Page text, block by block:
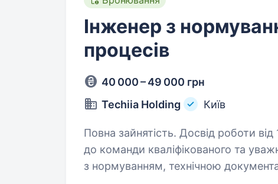
Інженер з
процесів
40 000 – 49 000 грн
Techiia Holding
Київ
Повна зайнятість. Досвід роботи від 1 року. Виробнича
до команди кваліфікованого та
з нормуванням, технічною